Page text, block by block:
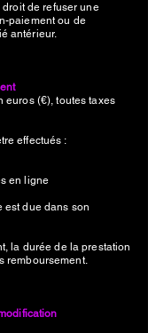
droit de refuser une
paiement ou de
antérieur.
euros (€), toutes taxes
effectués :
en ligne
est due dans son
la durée de la prestation
remboursement.